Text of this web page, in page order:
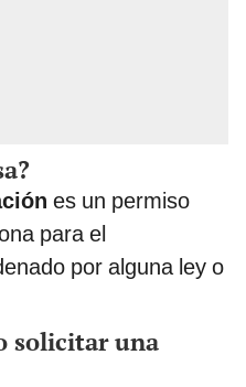
es un permiso
para el
por alguna ley o
solicitar una